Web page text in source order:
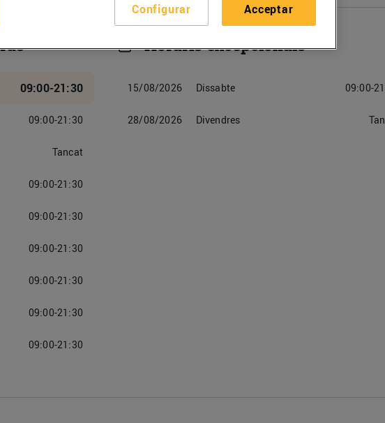
09:00-21:30
09:00-21:30
Tancat
09:00-21:30
09:00-21:30
09:00-21:30
09:00-21:30
09:00-21:30
09:00-21:30
Horaris excepcionals
15/08/2026 Dissabte 09:00-
28/08/2026 Divendres
Configurar Acceptar